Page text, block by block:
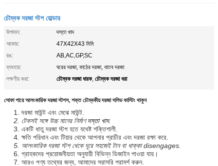
চৌম্বক দরজা স্টপ হোল্ডার
উপাদান:
দস্তা খাদ
আকার:
47X42X43 মিমি
রঙ:
AB,AC,GP,SC
ব্যবহার:
ঘরের দরজা, কাঠের দরজা, ধাতব দরজা
লক্ষণীয় করা:
চৌম্বক দরজা ধারক, চৌম্বক দরজা ধরা
সোফা পায়ে আলংকারিক দরজা স্টপস, শক্ত চৌম্বকীয় দরজা সলিড কাস্টিং থাকুন
1. দরজা মাউন্ট এবং মেঝে মাউন্ট.
2. টেকসই সঙ্গে উচ্চ মানের নির্মাণদস্তা খাদ.
3. একটি ধাতু দরজা স্টপ হতে যথেষ্ট শক্তিশালী.
4. ক্ষতি পরিধান এবং টিয়ার থেকে আপনার প্রাচীর এবং দরজা রক্ষা করে.
5. আলংকারিক দরজা স্টপ থেকে দূরে সহজেই টান বা ধাক্কা disengages
6. গ্রাহকদের প্রয়োজনীয়তা অনুযায়ী বিভিন্ন ডিজাইন পাওয়া যায়।
7. আরও পণ্য তথ্যের জন্য, আমাদের সরাসরি পরামর্শ করুন.